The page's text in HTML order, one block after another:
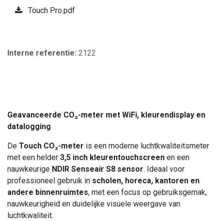
Touch Pro.pdf
Interne referentie: 2122
Geavanceerde CO₂-meter met WiFi, kleurendisplay en
datalogging
De Touch CO₂-meter is een moderne luchtkwaliteitsmeter
met een helder 3,5 inch kleurentouchscreen en een
nauwkeurige NDIR Senseair S8 sensor. Ideaal voor
professioneel gebruik in scholen, horeca, kantoren en
andere binnenruimtes, met een focus op gebruiksgemak,
nauwkeurigheid en duidelijke visuele weergave van
luchtkwaliteit.